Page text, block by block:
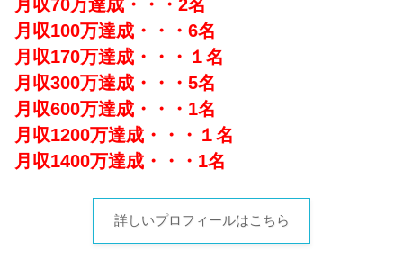
月収70万達成・・・2名
月収100万達成・・・6名
月収170万達成・・・１名
月収300万達成・・・5名
月収600万達成・・・1名
月収1200万達成・・・１名
月収1400万達成・・・1名
詳しいプロフィールはこちら